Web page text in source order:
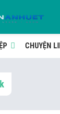
CHUYỆN